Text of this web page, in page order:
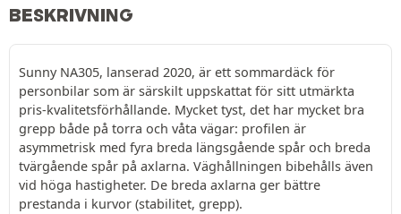
BESKRIVNING
Sunny NA305, lanserad 2020, är ett sommardäck för
personbilar som är särskilt uppskattat för sitt utmärkta
pris-kvalitetsförhållande. Mycket tyst, det har mycket bra
grepp både på torra och våta vägar: profilen är
asymmetrisk med fyra breda längsgående spår och breda
tvärgående spår på axlarna. Väghållningen bibehålls även
vid höga hastigheter. De breda axlarna ger bättre
prestanda i kurvor (stabilitet, grepp).